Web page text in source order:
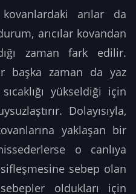
arılar da
arıcılar kovandan
zaman fark edilir.
başka zaman da yaz
yükseldiği için
Dolayısıyla,
yaklaşan bir
o canlıya
sebep olan
oldukları için